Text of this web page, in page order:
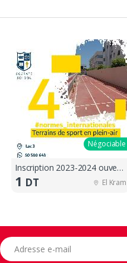
Négociable
Inscription 2023-2024 ouvertes !!
1 DT El Kram
Adresse e-mail